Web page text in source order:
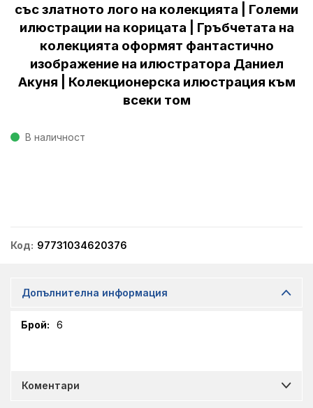
със златното лого на колекцията | Големи
илюстрации на корицата | Гръбчетата на
колекцията оформят фантастично
изображение на илюстратора Даниел
Акуня | Колекционерска илюстрация към
всеки том
В наличност
Код 97731034620376
Допълнителна информация
Допълнителна
6
Коментари